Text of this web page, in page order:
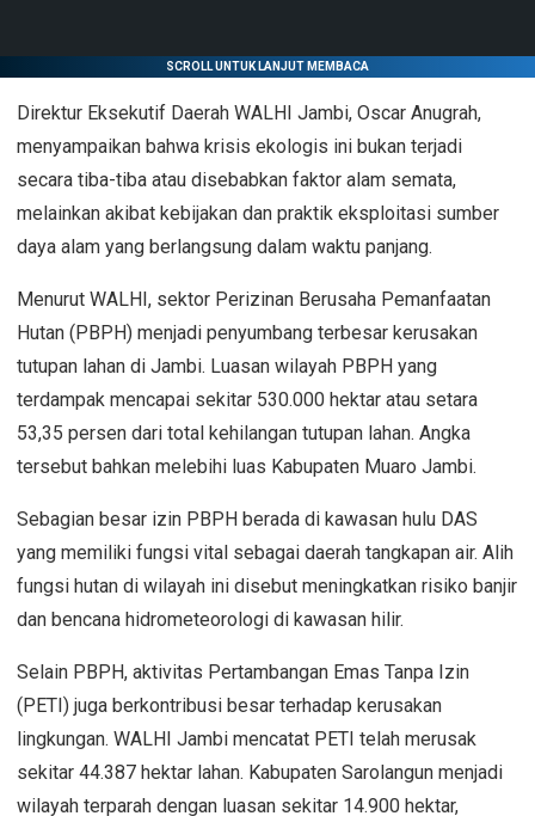
SCROLL UNTUK LANJUT MEMBACA
Direktur Eksekutif Daerah WALHI Jambi, Oscar Anugrah,
menyampaikan bahwa krisis ekologis ini bukan terjadi
secara tiba-tiba atau disebabkan faktor alam semata,
melainkan akibat kebijakan dan praktik eksploitasi sumber
daya alam yang berlangsung dalam waktu panjang.
Menurut WALHI, sektor Perizinan Berusaha Pemanfaatan
Hutan (PBPH) menjadi penyumbang terbesar kerusakan
tutupan lahan di Jambi. Luasan wilayah PBPH yang
terdampak mencapai sekitar 530.000 hektar atau setara
53,35 persen dari total kehilangan tutupan lahan. Angka
tersebut bahkan melebihi luas Kabupaten Muaro Jambi.
Sebagian besar izin PBPH berada di kawasan hulu DAS
yang memiliki fungsi vital sebagai daerah tangkapan air. Alih
fungsi hutan di wilayah ini disebut meningkatkan risiko banjir
dan bencana hidrometeorologi di kawasan hilir.
Selain PBPH, aktivitas Pertambangan Emas Tanpa Izin
(PETI) juga berkontribusi besar terhadap kerusakan
lingkungan. WALHI Jambi mencatat PETI telah merusak
sekitar 44.387 hektar lahan. Kabupaten Sarolangun menjadi
wilayah terparah dengan luasan sekitar 14.900 hektar,